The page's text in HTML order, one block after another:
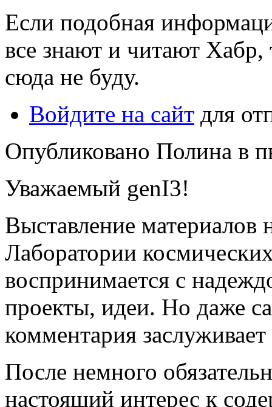
Если подобная
все знают и читают Хабр,
сюда не буду.
Войдите на сайт для
Опубликовано Полина в
Уважаемый genI3!
Выставление материалов
Лаборатории
воспринимается с
проекты, идеи. Но даже
комментария заслуживает
После немного
настоящий интерес к